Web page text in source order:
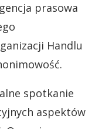
prasowa
Handlu
spotkanie
aspektów